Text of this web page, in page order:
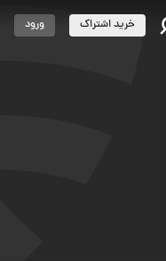
خرید اشتراک ورود